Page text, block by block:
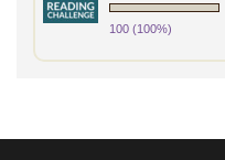
100 (100%)